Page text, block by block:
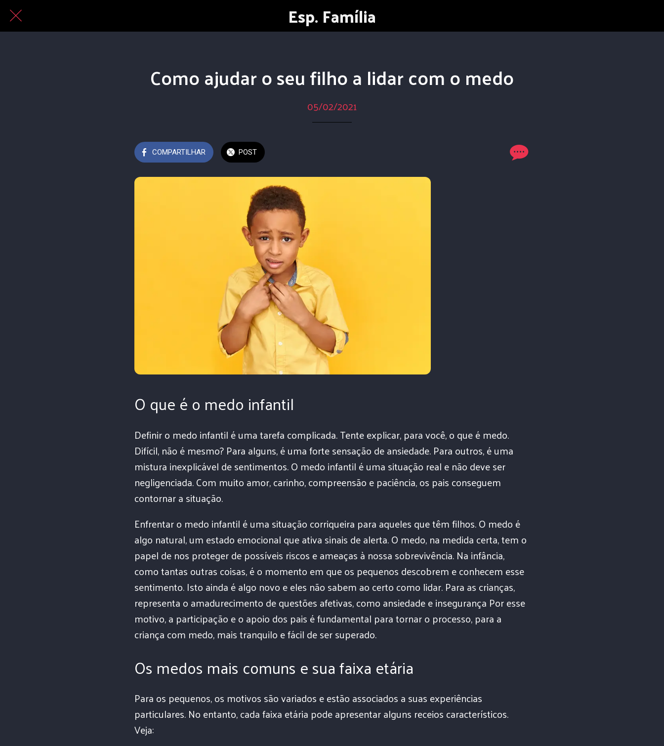
Esp. Família
Como ajudar o seu filho a lidar com o medo
05/02/2021
COMPARTILHAR POST
O que é o medo infantil
Definir o medo infantil é uma tarefa complicada. Tente explicar, para você, o que é medo.
Difícil, não é mesmo? Para alguns, é uma forte sensação de ansiedade. Para outros, é uma
mistura inexplicável de sentimentos. O medo infantil é uma situação real e não deve ser
negligenciada. Com muito amor, carinho, compreensão e paciência, os pais conseguem
contornar a situação.
Enfrentar o medo infantil é uma situação corriqueira para aqueles que têm filhos. O medo é
algo natural, um estado emocional que ativa sinais de alerta. O medo, na medida certa, tem o
papel de nos proteger de possíveis riscos e ameaças à nossa sobrevivência. Na infância,
como tantas outras coisas, é o momento em que os pequenos descobrem e conhecem esse
sentimento. Isto ainda é algo novo e eles não sabem ao certo como lidar. Para as crianças,
representa o amadurecimento de questões afetivas, como ansiedade e insegurança Por esse
motivo, a participação e o apoio dos pais é fundamental para tornar o processo, para a
criança com medo, mais tranquilo e fácil de ser superado.
Os medos mais comuns e sua faixa etária
Para os pequenos, os motivos são variados e estão associados a suas experiências
particulares. No entanto, cada faixa etária pode apresentar alguns receios característicos.
Veja: